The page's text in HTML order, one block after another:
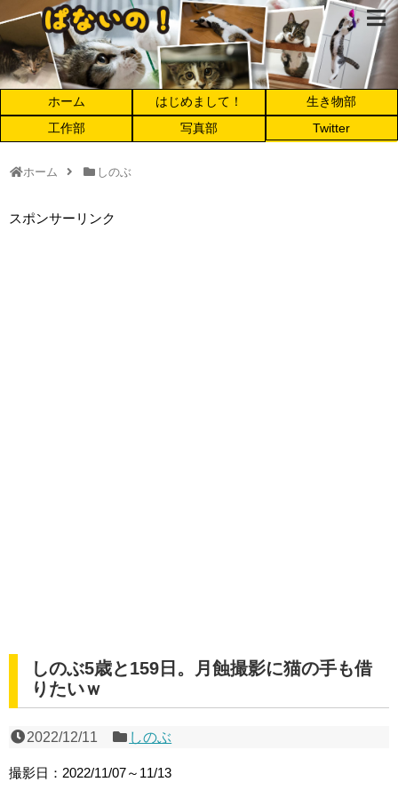
ホーム はじめまして！
生き物部
工作部
写真部 Twitter
ホーム しのぶ
スポンサーリンク
しのぶ5歳と159日。月蝕撮影に猫の手も借
りたいｗ
2022/12/11 しのぶ
撮影日：2022/11/07～11/13